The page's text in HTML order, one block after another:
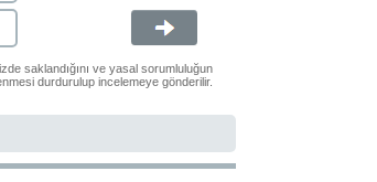
saklandığını ve yasal sorumluluğun
durdurulup incelemeye gönderilir.